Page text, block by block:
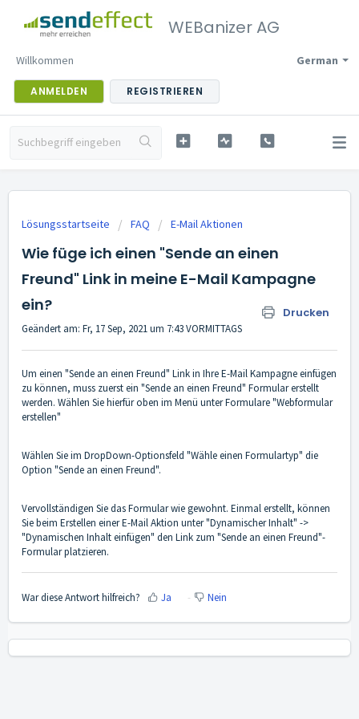
WEBanizer AG
German
Willkommen
ANMELDEN REGISTRIEREN
Lösungsstartseite FAQ E-Mail Aktionen
Wie füge ich einen "Sende an einen
Freund" Link in meine E-Mail Kampagne
ein?
Drucken
Geändert am: Fr, 17 Sep, 2021 um 7:43 VORMITTAGS
Um einen "Sende an einen Freund" Link in Ihre E-Mail Kampagne einfügen
zu können, muss zuerst ein "Sende an einen Freund" Formular erstellt
werden. Wählen Sie hierfür oben im Menü unter Formulare "Webformular
erstellen"
Wählen Sie im DropDown-Optionsfeld "Wähle einen Formulartyp" die
Option "Sende an einen Freund".
Vervollständigen Sie das Formular wie gewohnt. Einmal erstellt, können
Sie beim Erstellen einer E-Mail Aktion unter "Dynamischer Inhalt" ->
"Dynamischen Inhalt einfügen" den Link zum "Sende an einen Freund"-
Formular platzieren.
War diese Antwort hilfreich? Ja Nein